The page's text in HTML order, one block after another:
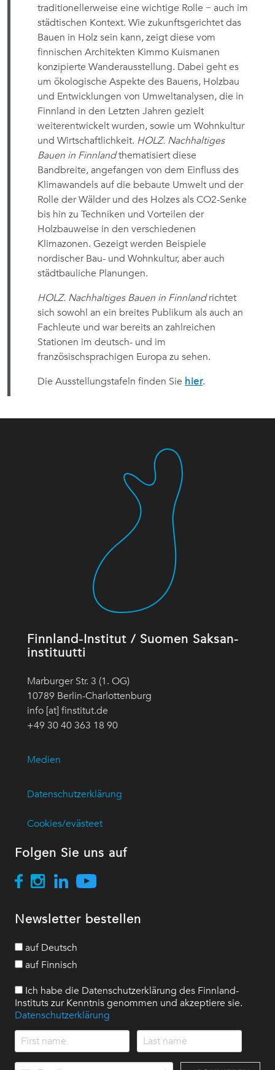
traditionellerweise eine wichtige Rolle − auch im
städtischen Kontext. Wie zukunftsgerichtet das
Bauen in Holz sein kann, zeigt diese vom
finnischen Architekten Kimmo Kuismanen
konzipierte Wanderausstellung. Dabei geht es
um ökologische Aspekte des Bauens, Holzbau
und Entwicklungen von Umweltanalysen, die in
Finnland in den Letzten Jahren gezielt
weiterentwickelt wurden, sowie um Wohnkultur
und Wirtschaftlichkeit. HOLZ. Nachhaltiges
Bauen in Finnlandthematisiert diese
Bandbreite, angefangen von dem Einfluss des
Klimawandels auf die bebaute Umwelt und der
Rolle der Wälder und des Holzes als CO2-Senke
bis hin zu Techniken und Vorteilen der
Holzbauweise in den verschiedenen
Klimazonen. Gezeigt werden Beispiele
nordischer Bau- und Wohnkultur, aber auch
städtbauliche Planungen.
HOLZ. Nachhaltiges Bauen in Finnlandrichtet
sich sowohl an ein breites Publikum als auch an
Fachleute und war bereits an zahlreichen
Stationen im deutsch- und im
französischsprachigen Europa zu sehen.
Die Ausstellungstafeln finden Sie hier.
Finnland-Institut / Suomen Saksan-
instituutti
Marburger Str. 3 (1. OG)
10789 Berlin-Charlottenburg
info [at] finstitut.de
+49 30 40 363 18 90
Medien
Datenschutzerklärung
Cookies/evästeet
Folgen Sie uns auf
Newsletter bestellen
auf Deutsch
auf Finnisch
Ich habe die Datenschutzerklärung des Finnland-
Instituts zur Kenntnis genommen und akzeptiere sie.
Datenschutzerklärung